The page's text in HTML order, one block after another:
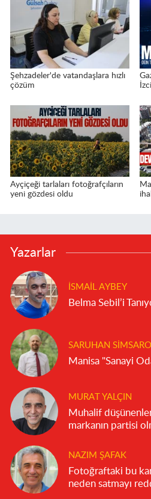
Şehzadeler'de vatandaşlara hızlı
çözüm
Ayçiçeği tarlaları fotoğrafçıların
yeni gözdesi oldu
Yazarlar
İSMAIL AYBEY
Belma Sebil’i
SARUHAN
Manisa "Sanayi
MURAT YALÇIN
Muhalif
markanın partisi
NAZIM ŞAFAK
Fotoğraftaki bu
neden satmayı